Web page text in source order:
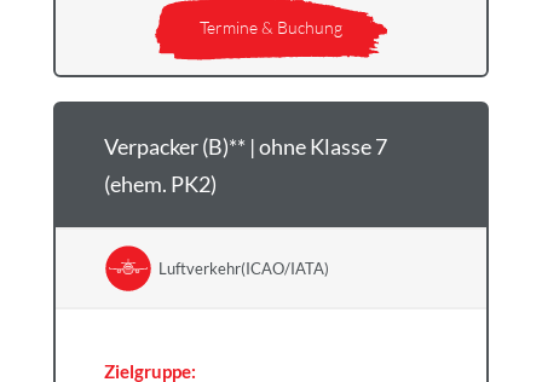
Termine & Buchung
Verpacker (B)** | ohne Klasse 7
(ehem. PK2)
Luftverkehr(ICAO/IATA)
Zielgruppe: